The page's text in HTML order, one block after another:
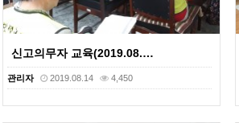
신고의무자 교육(2019.08.…
관리자 2019.08.14 4,450